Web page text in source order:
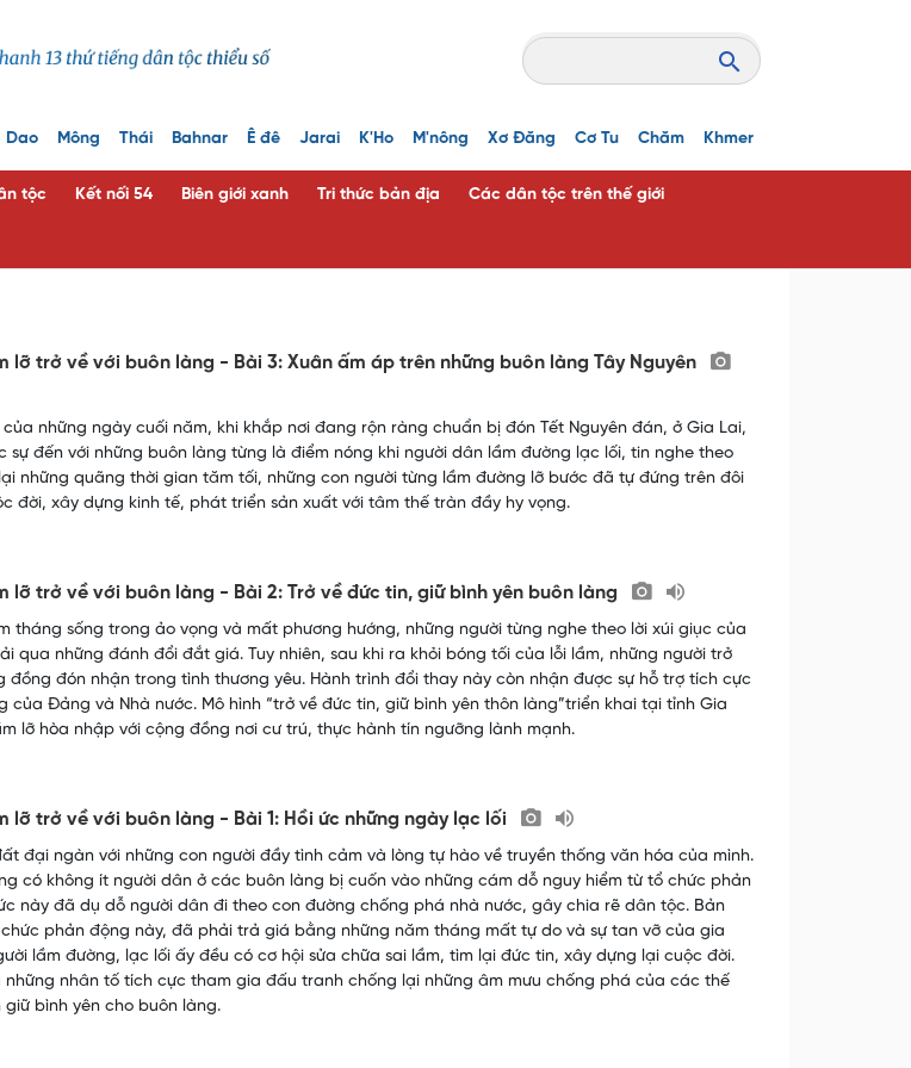
Dao Mông Thái Bahnar Ê đê Jarai K'Ho M'nông Xơ Đăng Cơ Tu Chăm Khmer
tộc Kết nối 54 Biên giới xanh Tri thức bản địa Các dân tộc trên thế giới
lỡ trở về với buôn làng - Bài 3: Xuân ấm áp trên những buôn làng Tây Nguyên
những ngày cuối năm, khi khắp nơi đang rộn ràng chuẩn bị đón Tết Nguyên đán, ở Gia Lai,
sự đến với những buôn làng từng là điểm nóng khi người dân lầm đường lạc lối, tin nghe theo
những quãng thời gian tăm tối, những con người từng lầm đường lỡ bước đã tự đứng trên đôi
đời, xây dựng kinh tế, phát triển sản xuất với tâm thế tràn đầy hy vọng.
lỡ trở về với buôn làng - Bài 2: Trở về đức tin, giữ bình yên buôn làng
tháng sống trong ảo vọng và mất phương hướng, những người từng nghe theo lời xúi giục của
qua những đánh đổi đắt giá. Tuy nhiên, sau khi ra khỏi bóng tối của lỗi lầm, những người trở
đồng đón nhận trong tình thương yêu. Hành trình đổi thay này còn nhận được sự hỗ trợ tích cực
của Đảng và Nhà nước. Mô hình “trở về đức tin, giữ bình yên thôn làng”triển khai tại tỉnh Gia
lỡ hòa nhập với cộng đồng nơi cư trú, thực hành tín ngưỡng lành mạnh.
lỡ trở về với buôn làng - Bài 1: Hồi ức những ngày lạc lối
đại ngàn với những con người đầy tình cảm và lòng tự hào về truyền thống văn hóa của mình.
có không ít người dân ở các buôn làng bị cuốn vào những cám dỗ nguy hiểm từ tổ chức phản
này đã dụ dỗ người dân đi theo con đường chống phá nhà nước, gây chia rẽ dân tộc. Bản
phản động này, đã phải trả giá bằng những năm tháng mất tự do và sự tan vỡ của gia
lầm đường, lạc lối ấy đều có cơ hội sửa chữa sai lầm, tìm lại đức tin, xây dựng lại cuộc đời.
những nhân tố tích cực tham gia đấu tranh chống lại những âm mưu chống phá của các thế
bình yên cho buôn làng.